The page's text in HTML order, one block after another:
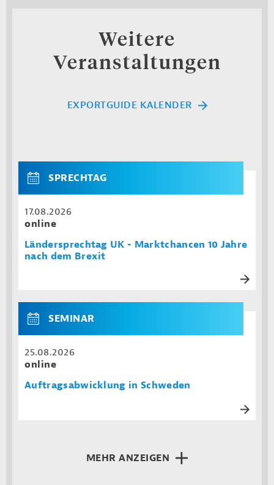
Weitere
Veranstaltungen
EXPORTGUIDE KALENDER
SPRECHTAG
17.08.2026
online
Ländersprechtag UK - Marktchancen 10 Jahre
nach dem Brexit
SEMINAR
25.08.2026
online
Auftragsabwicklung in Schweden
MEHR ANZEIGEN